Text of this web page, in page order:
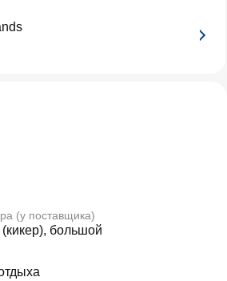
(у поставщика)
большой